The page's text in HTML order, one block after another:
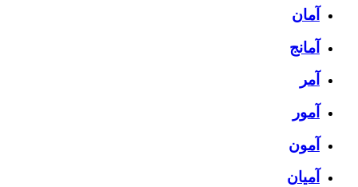
آمان
آمانج
آمر
آمور
آمون
آمیان